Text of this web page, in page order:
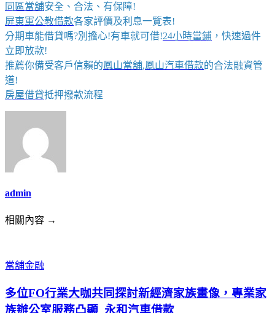
同區當舖安全、合法、有保障!
屏東軍公教借款各家評價及利息一覽表!
分期車能借貸嗎?別擔心!有車就可借!24小時當鋪 ，快速過件
立即放款!
推薦你備受客戶信賴的鳳山當舖,鳳山汽車借款的合法融資管
道!
房屋借貸抵押撥款流程
admin
相關內容 →
當舖金融
多位FO行業大咖共同探討新經濟家族畫像，專業家
族辦公室服務凸顯_永和汽車借款